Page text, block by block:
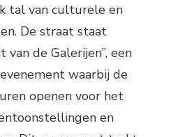
tal van culturele en
De straat staat
van de Galerijen”, een
waarbij de
openen voor het
en